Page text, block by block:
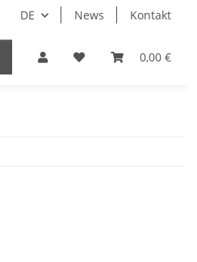
DE News Kontakt
0,00 €
PioTek Smart Home